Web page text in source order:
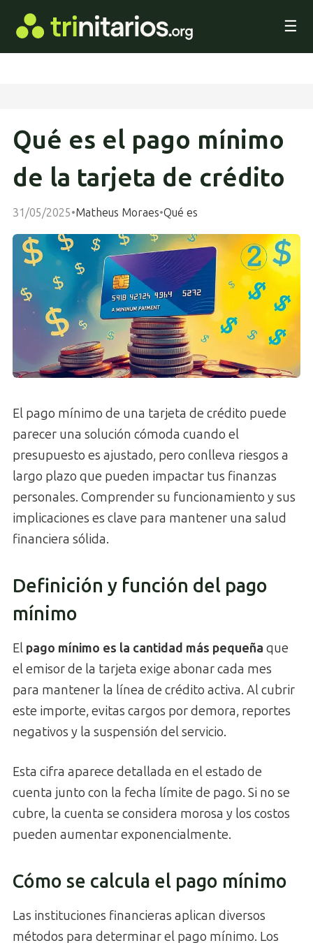
☰
Qué es el pago mínimo
de la tarjeta de crédito
31/05/2025•Matheus Moraes•Qué es
El pago mínimo de una tarjeta de crédito puede
parecer una solución cómoda cuando el
presupuesto es ajustado, pero conlleva riesgos a
largo plazo que pueden impactar tus finanzas
personales. Comprender su funcionamiento y sus
implicaciones es clave para mantener una salud
financiera sólida.
Definición y función del pago
mínimo
El pago mínimo es la cantidad más pequeña que
el emisor de la tarjeta exige abonar cada mes
para mantener la línea de crédito activa. Al cubrir
este importe, evitas cargos por demora, reportes
negativos y la suspensión del servicio.
Esta cifra aparece detallada en el estado de
cuenta junto con la fecha límite de pago. Si no se
cubre, la cuenta se considera morosa y los costos
pueden aumentar exponencialmente.
Cómo se calcula el pago mínimo
Las instituciones financieras aplican diversos
métodos para determinar el pago mínimo. Los